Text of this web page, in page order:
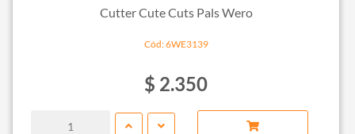
Cutter Cute Cuts Pals Wero
Cód: 6WE3139
$ 2.350